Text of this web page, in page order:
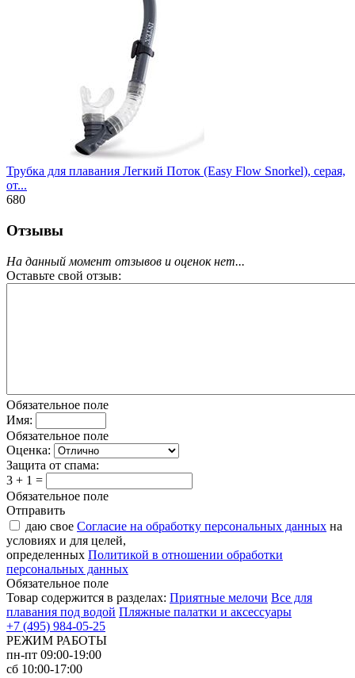
Трубка для плавания Легкий Поток (Easy Flow Snorkel), серая,
от...
680
Отзывы
На данный момент отзывов и оценок нет...
Оставьте свой отзыв:
Обязательное поле
Имя:
Обязательное поле
Оценка:
Защита от спама:
3 + 1 =
Обязательное поле
Отправить
даю свое Согласие на обработку персональных данных на
условиях и для целей,
определенных Политикой в отношении обработки
персональных данных
Обязательное поле
Товар содержится в разделах: Приятные мелочи Все для
плавания под водой Пляжные палатки и аксессуары
+7 (495) 984-05-25
РЕЖИМ РАБОТЫ
пн-пт 09:00-19:00
сб 10:00-17:00